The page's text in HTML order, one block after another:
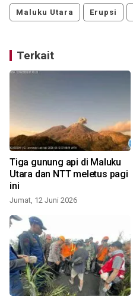
Maluku Utara Erupsi
Terkait
Tiga gunung api di Maluku
Utara dan NTT meletus pagi
ini
Jumat, 12 Juni 2026